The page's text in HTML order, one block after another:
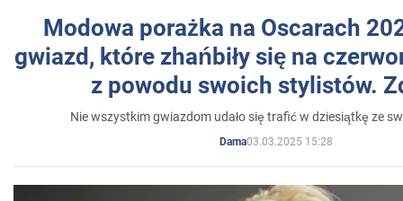
Modowa porażka na Oscarach
gwiazd, które zhańbiły się na
z powodu swoich stylistów.
Nie wszystkim gwiazdom udało się trafić w dziesiątkę ze
Dama03.03.2025 15:28